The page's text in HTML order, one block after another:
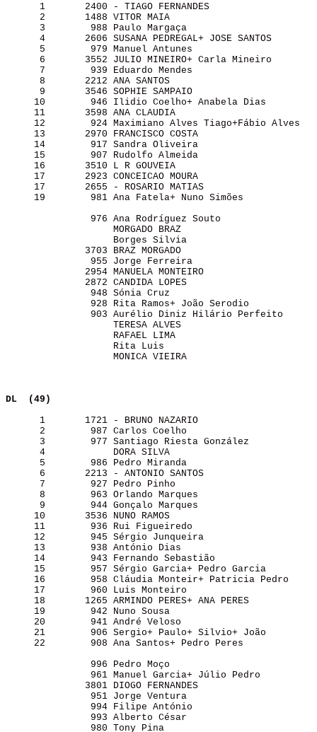
1       2400 - TIAGO FERNANDES
2       1488 VITOR MAIA
3        988 Paulo Margaça
4       2606 SUSANA PEDREGAL+ JOSE SANTOS
5        979 Manuel Antunes
6       3552 JULIO MINEIRO+ Carla Mineiro
7        939 Eduardo Mendes
8       2212 ANA SANTOS
9       3546 SOPHIE SAMPAIO
10        946 Ilidio Coelho+ Anabela Dias
11       3598 ANA CLAUDIA
12        924 Maximiano Alves Tiago+Fábio Alves
13       2970 FRANCISCO COSTA
14        917 Sandra Oliveira
15        907 Rudolfo Almeida
16       3510 L R GOUVEIA
17       2923 CONCEICAO MOURA
17       2655 - ROSARIO MATIAS
19        981 Ana Fatela+ Nuno Simões
976 Ana Rodríguez Souto
MORGADO BRAZ
Borges Silvia
3703 BRAZ MORGADO
955 Jorge Ferreira
2954 MANUELA MONTEIRO
2872 CANDIDA LOPES
948 Sónia Cruz
928 Rita Ramos+ João Serodio
903 Aurélio Diniz Hilário Perfeito
TERESA ALVES
RAFAEL LIMA
Rita Luis
MONICA VIEIRA
DL  (49)
1       1721 - BRUNO NAZARIO
2        987 Carlos Coelho
3        977 Santiago Riesta González
4            DORA SILVA
5        986 Pedro Miranda
6       2213 - ANTONIO SANTOS
7        927 Pedro Pinho
8        963 Orlando Marques
9        944 Gonçalo Marques
10       3536 NUNO RAMOS
11        936 Rui Figueiredo
12        945 Sérgio Junqueira
13        938 António Dias
14        943 Fernando Sebastião
15        957 Sérgio Garcia+ Pedro Garcia
16        958 Cláudia Monteir+ Patricia Pedro
17        960 Luis Monteiro
18       1265 ARMINDO PERES+ ANA PERES
19        942 Nuno Sousa
20        941 André Veloso
21        906 Sergio+ Paulo+ Silvio+ João
22        908 Ana Santos+ Pedro Peres
996 Pedro Moço
961 Manuel Garcia+ Júlio Pedro
3801 DIOGO FERNANDES
951 Jorge Ventura
994 Filipe António
993 Alberto César
980 Tony Pina